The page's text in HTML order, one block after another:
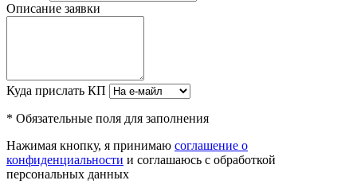
Описание заявки
Куда прислать КП
* Обязательные поля для заполнения
Нажимая кнопку, я принимаю соглашение о
конфиденциальности и соглашаюсь с обработкой
персональных данных